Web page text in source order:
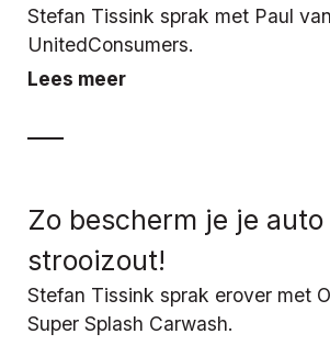
Stefan Tissink sprak met Paul
UnitedConsumers.
Lees meer
Zo bescherm je je auto
strooizout!
Stefan Tissink sprak erover met
Super Splash Carwash.